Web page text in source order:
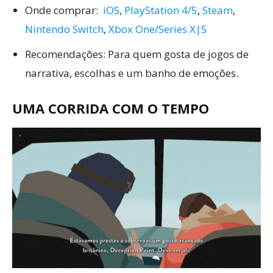
Onde comprar: iOS, PlayStation 4/5, Steam,
Nintendo Switch, Xbox One/Series X|S
Recomendações: Para quem gosta de jogos de
narrativa, escolhas e um banho de emoções.
UMA CORRIDA COM O TEMPO